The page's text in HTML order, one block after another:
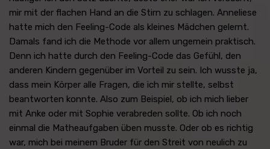
mir mit der flachen Hand an die Stirn zu schlagen. Anneliese
hatte mich den Feeling-Code als kleines Mädchen gelernt.
Damals fand ich die Methode vor allem ungemein praktisch.
Denn ich hatte durch den Feeling-Code das Gefühl, den
anderen Kindern gegenüber im Vorteil zu sein. Ich wusste ja,
dass mein Körper alle Fragen, die ich mir stellte, selbst
beantworten konnte. Also zum Beispiel, ob ich mich lieber
mit Anke oder mit Sophie verabreden sollte. Ob ich noch
einmal die Matheaufgaben üben musste. Oder ob es richtig
war, mich bei meinem Bruder für den Streit von neulich zu